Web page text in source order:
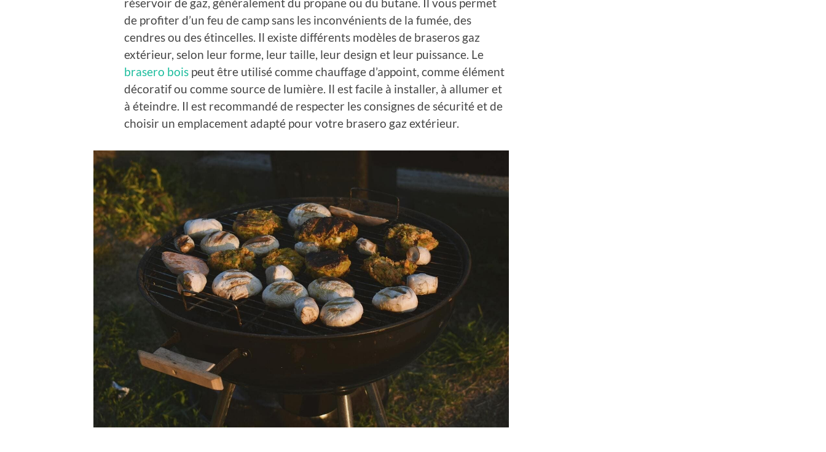
de profiter d’un feu de camp sans les inconvénients de la fumée, des
cendres ou des étincelles. Il existe différents modèles de braseros gaz
extérieur, selon leur forme, leur taille, leur design et leur puissance. Le
brasero bois peut être utilisé comme chauffage d’appoint, comme élément
décoratif ou comme source de lumière. Il est facile à installer, à allumer et
à éteindre. Il est recommandé de respecter les consignes de sécurité et de
choisir un emplacement adapté pour votre brasero gaz extérieur.